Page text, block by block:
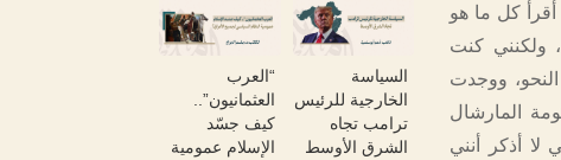
السياسة
الخارجية للرئيس
ترامب تجاه
الشرق الأوسط
“العرب
العثمانيون”..
كيف جسّد
الإسلام عمومية
أقرأ كل ما هو
ولكنني كنت
ووجدت
المارشال
أذكر أنني